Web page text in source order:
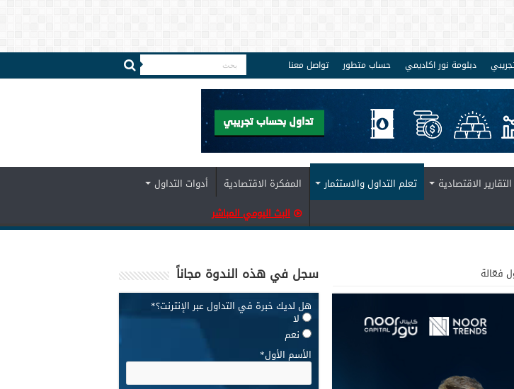
دبلومة نور اكاديمي حساب متطور تواصل معنا
التقارير الاقتصادية تعلم التداول والاستثمار المفكرة الاقتصادية
أدوات التداول
البث اليومي المباشر
فعّالة سجل في هذه الندوة مجاناً
هل لديك خبرة في التداول عبر الإنترنت؟*
لا
نعم
الأسم الأول*